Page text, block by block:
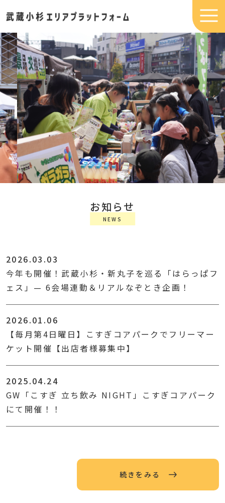
お知らせ
NEWS
2026.03.03
今年も開催！武蔵小杉・新丸子を巡る「はらっぱフ
ェス」— 6会場連動＆リアルなぞとき企画！
2026.01.06
【毎月第4日曜日】こすぎコアパークでフリーマー
ケット開催【出店者様募集中】
2025.04.24
GW「こすぎ 立ち飲み NIGHT」こすぎコアパーク
にて開催！！
続きをみる